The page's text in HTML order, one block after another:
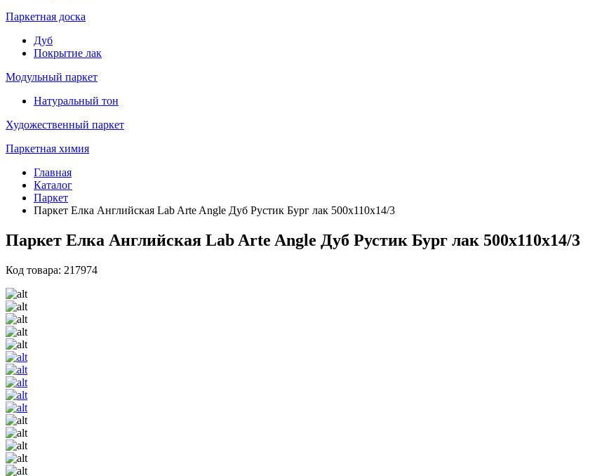
Паркетная доска
Дуб
Покрытие лак
Модульный паркет
Натуральный тон
Художественный паркет
Паркетная химия
Главная
Каталог
Паркет
Паркет Елка Английская Lab Arte Angle Дуб Рустик Бург лак 500х110х14/3
Паркет Елка Английская Lab Arte Angle Дуб Рустик Бург лак 500х110х14/3
Код товара: 217974